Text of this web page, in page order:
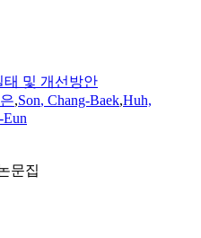
및 개선방안
,Son, Chang-Baek,Huh,
Eun
문집